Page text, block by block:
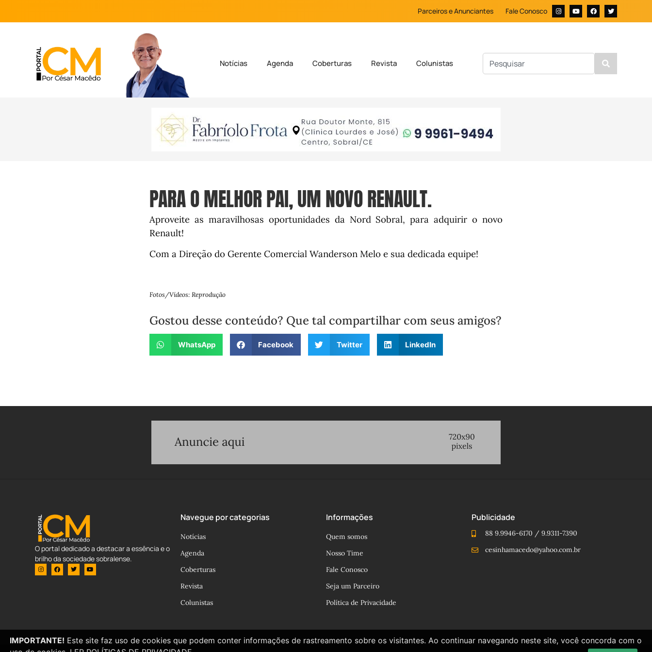
Parceiros e Anunciantes Fale Conosco
Notícias Agenda Coberturas Revista Colunistas
PARA O MELHOR PAI, UM NOVO RENAULT.
Aproveite as maravilhosas oportunidades da Nord Sobral, para adquirir o novo
Renault!
Com a Direção do Gerente Comercial Wanderson Melo e sua dedicada equipe!
Fotos/Vídeos: Reprodução
Gostou desse conteúdo? Que tal compartilhar com seus amigos?
WhatsApp Facebook Twitter LinkedIn
O portal dedicado a destacar a essência e o
brilho da sociedade sobralense.
Navegue por categorias
Notícias
Agenda
Coberturas
Revista
Colunistas
Informações
Quem somos
Nosso Time
Fale Conosco
Seja um Parceiro
Política de Privacidade
Publicidade
88 9.9946-6170 / 9.9311-7390
cesinhamacedo@yahoo.com.br
IMPORTANTE! Este site faz uso de cookies que podem conter informações de rastreamento sobre os visitantes. Ao continuar navegando neste site, você concorda com o